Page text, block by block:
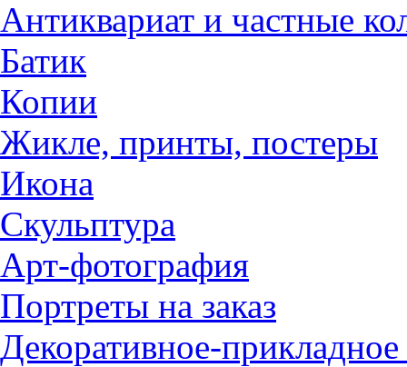
Антиквариат и частные
Батик
Копии
Жикле, принты, постеры
Икона
Скульптура
Арт-фотография
Портреты на заказ
Декоративное-прикладное